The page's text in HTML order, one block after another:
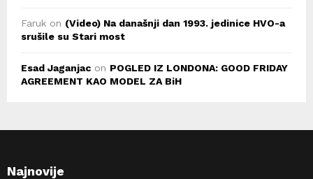
Faruk on (Video) Na današnji dan 1993. jedinice HVO-a
srušile su Stari most
Esad Jaganjac on POGLED IZ LONDONA: GOOD FRIDAY
AGREEMENT KAO MODEL ZA BiH
Najnovije